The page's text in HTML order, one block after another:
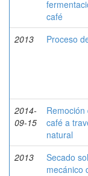
café
2013 Proceso
2014-
09-15
café a
natural
2013
Secado
mecánico